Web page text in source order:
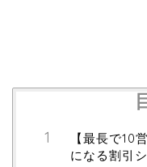
【最長で10
になる割引シ